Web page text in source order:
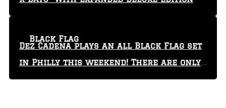
Dez Cadena plays an all Black Flag set
in Philly this weekend! There are only
29 tickets left!
Black Flag